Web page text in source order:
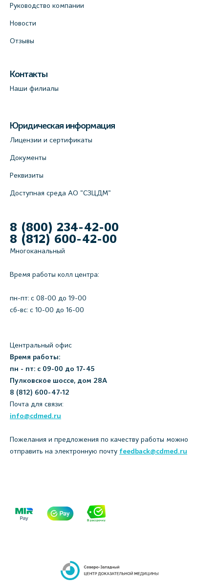
Руководство компании
Новости
Отзывы
Контакты
Наши филиалы
Юридическая информация
Лицензии и сертификаты
Документы
Реквизиты
Доступная среда АО "СЗЦДМ"
8 (800) 234-42-00
8 (812) 600-42-00
Многоканальный
Время работы колл центра:
пн-пт: c 08-00 до 19-00
сб-вс: с 10-00 до 16-00
Центральный офис
Время работы:
пн - пт: с 09-00 до 17-45
Пулковское шоссе, дом 28А
8 (812) 600-47-12
Почта для связи:
info@cdmed.ru
Пожелания и предложения по качеству работы можно
отправить на электронную почту feedback@cdmed.ru